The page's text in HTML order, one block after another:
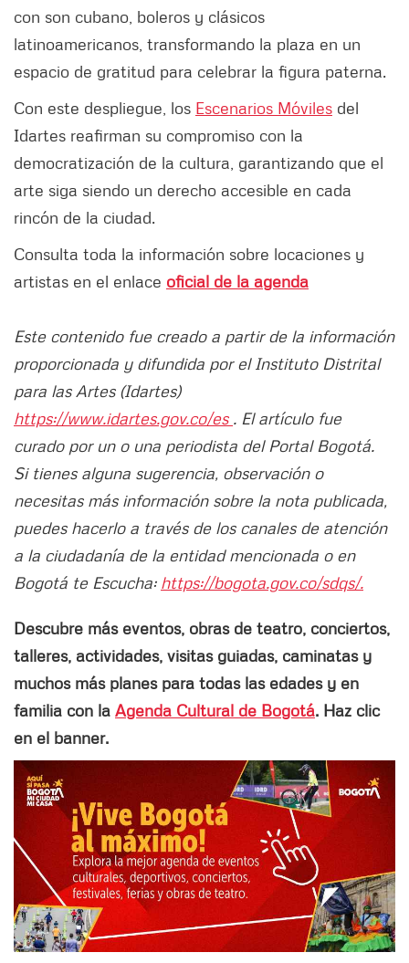
con son cubano, boleros y clásicos
latinoamericanos, transformando la plaza en un
espacio de gratitud para celebrar la figura paterna.
Con este despliegue, los Escenarios Móviles del
Idartes reafirman su compromiso con la
democratización de la cultura, garantizando que el
arte siga siendo un derecho accesible en cada
rincón de la ciudad.
Consulta toda la información sobre locaciones y
artistas en el enlace oficial de la agenda
Este contenido fue creado a partir de la información
proporcionada y difundida por el Instituto Distrital
para las Artes (Idartes)
https://www.idartes.gov.co/es . El artículo fue
curado por un o una periodista del Portal Bogotá.
Si tienes alguna sugerencia, observación o
necesitas más información sobre la nota publicada,
puedes hacerlo a través de los canales de atención
a la ciudadanía de la entidad mencionada o en
Bogotá te Escucha: https://bogota.gov.co/sdqs/.
Descubre más eventos, obras de teatro, conciertos,
talleres, actividades, visitas guiadas, caminatas y
muchos más planes para todas las edades y en
familia con la Agenda Cultural de Bogotá. Haz clic
en el banner.